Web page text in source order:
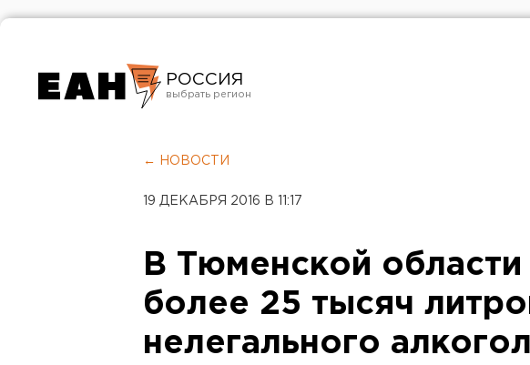
РОССИЯ
Челябинск
← НОВОСТИ
19 ДЕКАБРЯ 2016 В 11:17
В Тюменской области
более 25 тысяч
нелегального